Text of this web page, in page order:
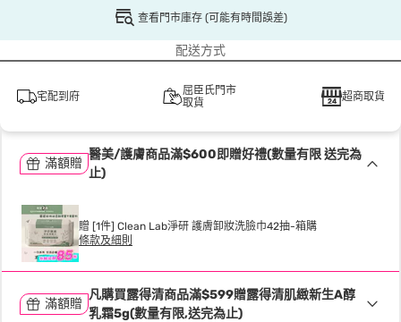
查看門市庫存 (可能有時間誤差)
配送方式
宅配到府
屈臣氏門市
取貨
超商取貨
滿額贈
醫美/護膚商品滿$600即贈好禮(數量有限 送完為
止)
贈 [1件] Clean Lab淨研 護膚卸妝洗臉巾42抽-箱購
條款及細則
滿額贈
凡購買露得清商品滿$599贈露得清肌緻新生A醇
乳霜5g(數量有限,送完為止)